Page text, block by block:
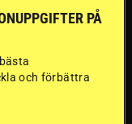
PÅ
och förbättra